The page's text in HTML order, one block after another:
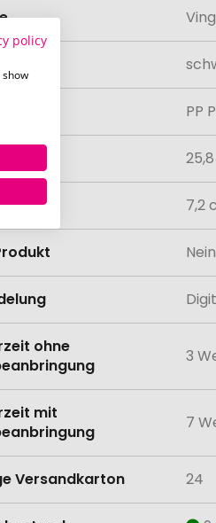
PP
7,2
Nein
ohne
3
mit
7
Versandkarton 24
policy